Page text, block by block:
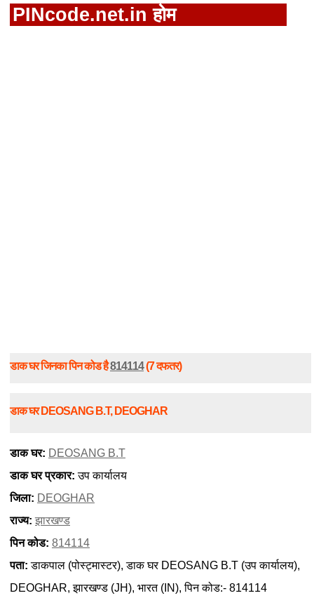
PINcode.net.in होम
डाक घर जिनका पिन कोड है814114(7 दफतर)
डाक घर DEOSANG B.T, DEOGHAR
डाक घर: DEOSANG B.T
डाक घर प्रकार: उप कार्यालय
जिला: DEOGHAR
राज्य: झारखण्ड
पिन कोड: 814114
पता: डाकपाल (पोस्ट्मास्टर), डाक घर DEOSANG B.T (उप कार्यालय),
DEOGHAR, झारखण्ड (JH), भारत (IN), पिन कोड:- 814114